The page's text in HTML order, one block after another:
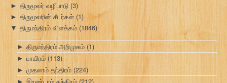
► திருமூலர் வழிபாடு (3)
► திருமூலரின் சீடர்கள் (1)
▼ திருமந்திரம் விளக்கம் (1846)
► திருமந்திரம் அறிமுகம் (1)
► பாயிரம் (113)
► முதலாம் தந்திரம் (224)
► இரண்டாம் தந்திரம் (212)